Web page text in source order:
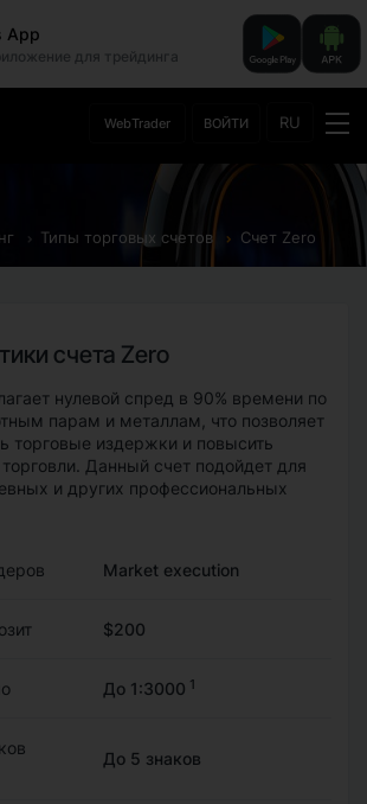
App
для трейдинга
Типы торговых счетов Счет Zero
WebTrader ВОЙТИ RU
счета Zero
нулевой спред в 90% времени по
парам и металлам, что позволяет
торговые издержки и повысить
Данный счет подойдет для
и других профессиональных
Market execution
$200
До 1:3000 1
До 5 знаков